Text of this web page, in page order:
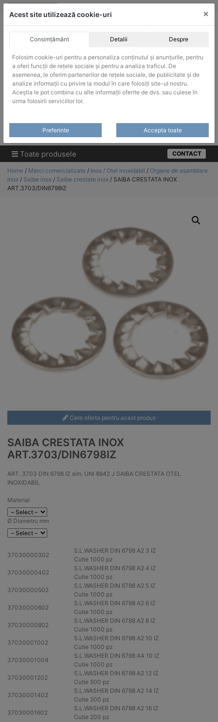
Skip
ACHIZITII PUBLICE
Produsele pot fi achizitionate si in sistemul SEAP / SICAP
Products
Toate produsele CONTACT
Home / Marci comercializate / Inox / Otel inoxidabil / Organe de asamblare
inox / Saibe inox / Saibe crestate inox / SAIBA CRESTATA INOX
ART.3703/DIN6798IZ
Cere oferta pentru acest produs
SAIBA CRESTATA INOX
ART.3703/DIN6798IZ
ART. 3703 DIN 6798 IZ sim. UNI 8842 J SAIBA CRESTATA OTEL
INOXIDABIL
Material
Ø Diametru mm
37030000302
S.L.WASHER DIN 6798 A2 3 IZ
Cutie 1000 pz
37030000402
S.L.WASHER DIN 6798 A2 4 IZ
Cutie 1000 pz
37030000502
S.L.WASHER DIN 6798 A2 5 IZ
Cutie 1000 pz
37030000602
S.L.WASHER DIN 6798 A2 6 IZ
Cutie 1000 pz
37030000802
S.L.WASHER DIN 6798 A2 8 IZ
Cutie 1000 pz
37030001002
S.L.WASHER DIN 6798 A2 10 IZ
Cutie 1000 pz
37030001004
S.L.WASHER DIN 6798 A4 10 IZ
Cutie 1000 pz
37030001202
S.L.WASHER DIN 6798 A2 12 IZ
Cutie 500 pz
37030001402
S.L.WASHER DIN 6798 A2 14 IZ
Cutie 200 pz
37030001602
S.L.WASHER DIN 6798 A2 16 IZ
Cutie 200 pz
Acest site utilizează cookie-uri ×
Consimțământ Detalii Despre
Folosim cookie-uri pentru a personaliza conținutul și anunțurile, pentru
a oferi funcții de rețele sociale și pentru a analiza traficul. De
asemenea, le oferim partenerilor de rețele sociale, de publicitate și de
analize informații cu privire la modul în care folosiți site-ul nostru.
Aceștia le pot combina cu alte informații oferite de dvs. sau culese în
urma folosirii serviciilor lor.
Preferinte Accepta toate